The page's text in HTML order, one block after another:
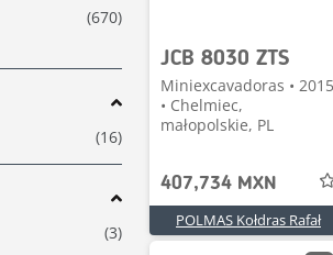
JCB 8030 ZTS
Miniexcavadoras • 2015
• Chelmiec,
małopolskie, PL
407,734 MXN
POLMAS Kołdras Rafał